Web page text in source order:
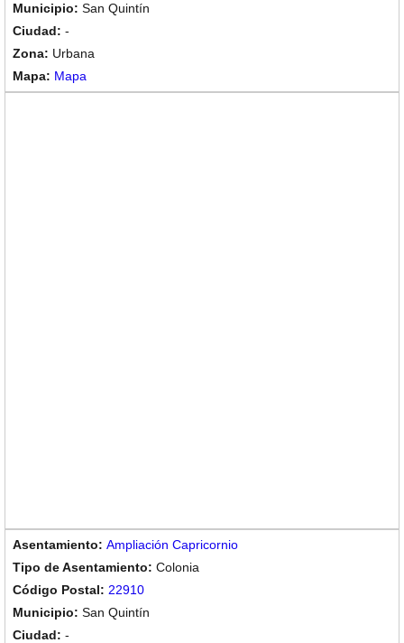
San Quintín
-
Urbana
Mapa
Ampliación Capricornio
Colonia
22910
San Quintín
-